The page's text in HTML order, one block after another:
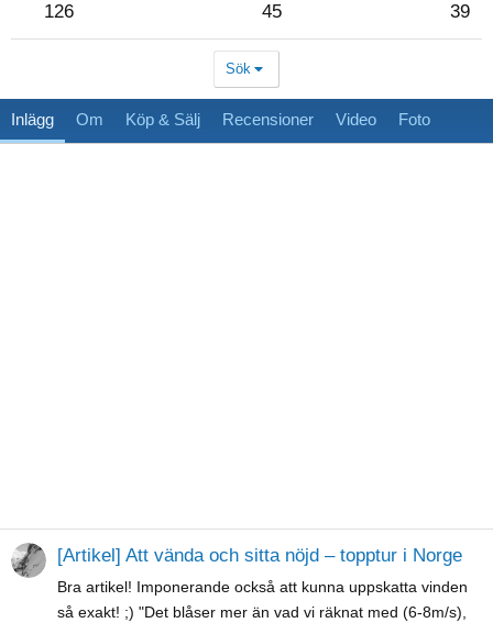
126 45 39
Sök
Inlägg Om Köp & Sälj Recensioner Video Foto
[Artikel] Att vända och sitta nöjd – topptur i Norge
Bra artikel! Imponerande också att kunna uppskatta vinden
så exakt! ;) "Det blåser mer än vad vi räknat med (6-8m/s),